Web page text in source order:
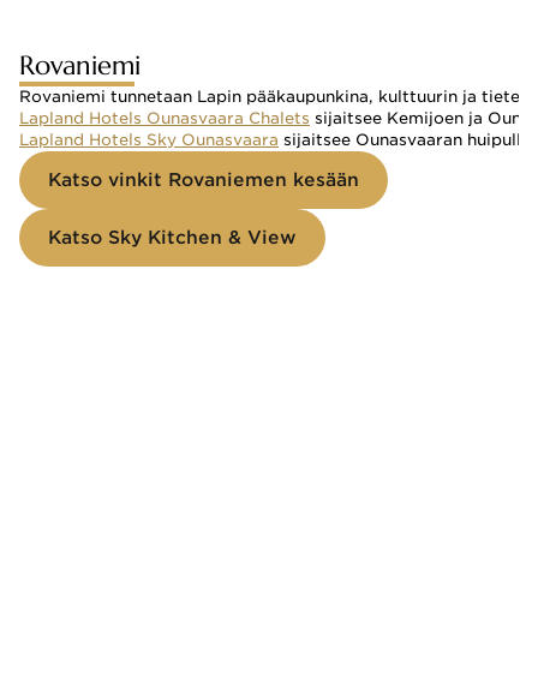
Rovaniemi
Rovaniemi tunnetaan Lapin pääkaupunkina, kulttuurin ja
Lapland Hotels Ounasvaara Chalets sijaitsee Kemijoen ja
Lapland Hotels Sky Ounasvaara sijaitsee Ounasvaaran
Katso vinkit Rovaniemen kesään
Katso Sky Kitchen & View